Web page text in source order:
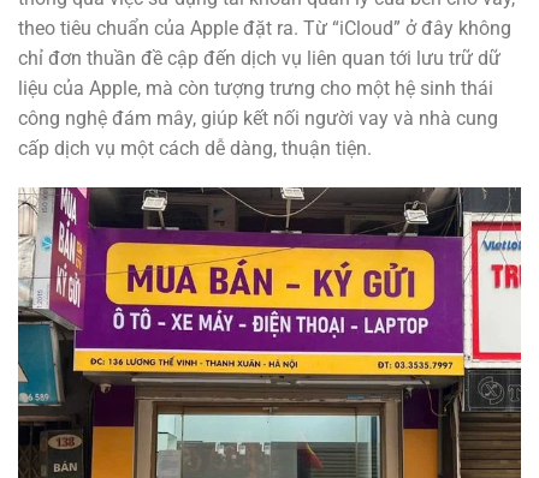
theo tiêu chuẩn của Apple đặt ra. Từ “iCloud” ở đây không
chỉ đơn thuần đề cập đến dịch vụ liên quan tới lưu trữ dữ
liệu của Apple, mà còn tượng trưng cho một hệ sinh thái
công nghệ đám mây, giúp kết nối người vay và nhà cung
cấp dịch vụ một cách dễ dàng, thuận tiện.